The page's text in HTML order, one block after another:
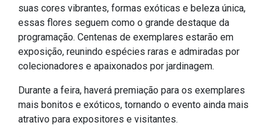
Publicações
Diário Oficial (Novo)
Diário Oficial (Até 30/04)
Recursos Humanos
suas cores vibrantes, formas exóticas e beleza única,
essas flores seguem como o grande destaque da
programação. Centenas de exemplares estarão em
exposição, reunindo espécies raras e admiradas por
colecionadores e apaixonados por jardinagem.
Durante a feira, haverá premiação para os exemplares
mais bonitos e exóticos, tornando o evento ainda mais
atrativo para expositores e visitantes.